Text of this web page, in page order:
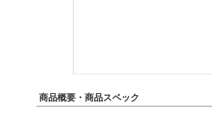
商品概要・商品スペック